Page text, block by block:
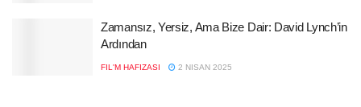
Zamansız, Yersiz, Ama Bize Dair: David Lynch’in
Ardından
FIL'M HAFIZASI 2 NISAN 2025